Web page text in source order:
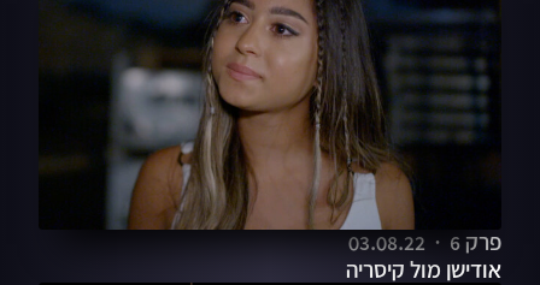
פרק 6
03.08.22
אודישן מול קיסריה